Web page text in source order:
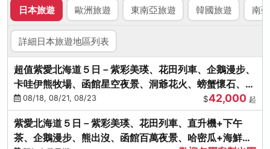
日本旅遊 歐洲旅遊 東南亞旅遊 韓國旅遊 南
詳細日本旅遊地區列表
超值紫愛北海道５日－紫彩美瑛、花田列車、企鵝漫步、
卡哇伊熊牧場、函館星空夜景、洞爺花火、螃蟹懷石、啤
酒暢飲
08/18, 08/21, 08/23 $42,000 起
紫愛北海道５日－紫彩美瑛、花田列車、直升機+下午
茶、企鵝漫步、熊出沒、函館百萬夜景、哈密瓜+海鮮和